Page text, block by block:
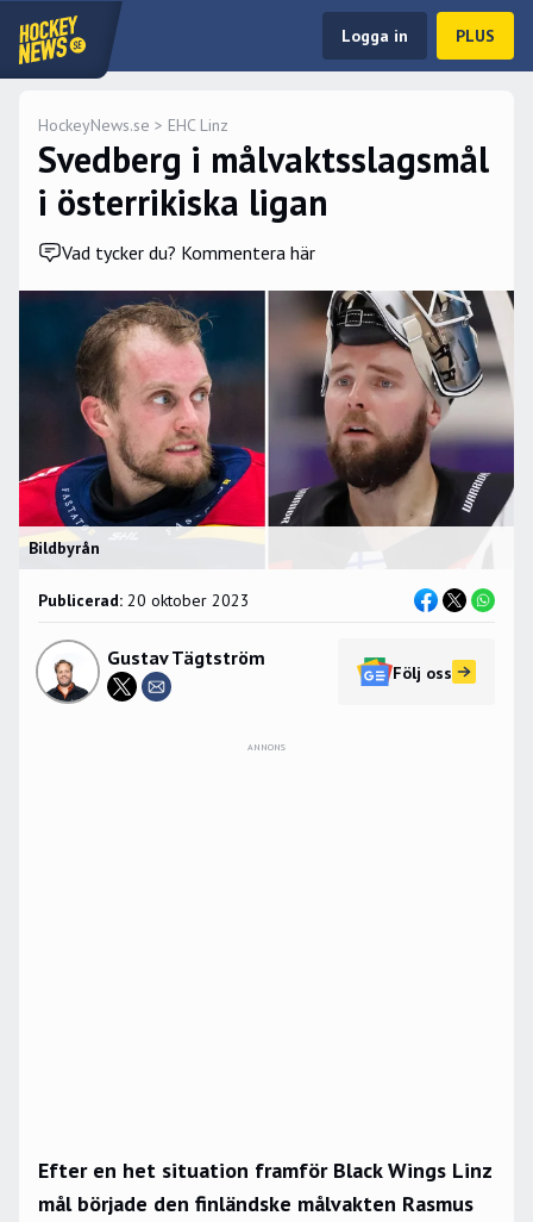
Logga in PLUS
HockeyNews.se > EHC Linz
Svedberg i målvaktsslagsmål
i österrikiska ligan
Vad tycker du? Kommentera här
Bildbyrån
Publicerad: 20 oktober 2023
Gustav Tägtström
Följ oss
ANNONS
Efter en het situation framför Black Wings Linz
mål började den finländske målvakten Rasmus